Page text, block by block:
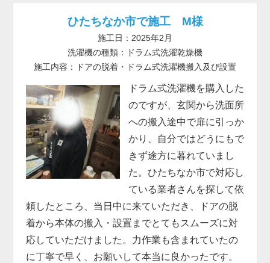
ひたちなか市で施工 M様
施工日：2025年2月
洗濯機の種類：ドラム式洗濯乾燥機
施工内容：ドアの脱着・ドラム式洗濯機搬入及び設置
ドラム式洗濯機を購入した
のですが、玄関から洗面所
への搬入途中で扉に引っか
かり、自分ではどうにもで
きず途方に暮れていまし
た。ひたちなか市で対応し
ている業者さんを探して依
頼したところ、当日中に来ていただき、ドアの脱
着から本体の搬入・設置までとてもスムーズに対
応していただけました。力作業も含まれていたの
に丁寧で早く、お願いして本当に良かったです。